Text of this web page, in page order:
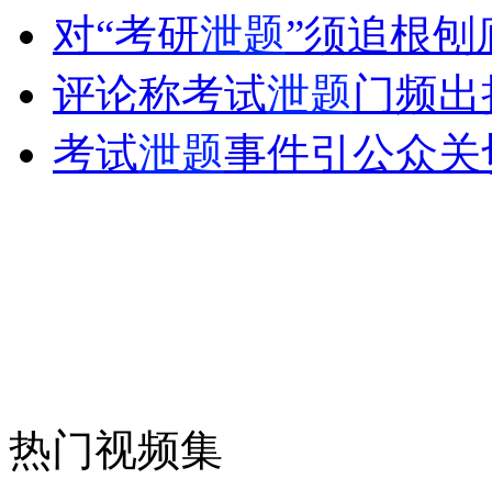
对“考研泄题”须追根刨
评论称考试泄题门频
考试泄题事件引公众
热门视频集